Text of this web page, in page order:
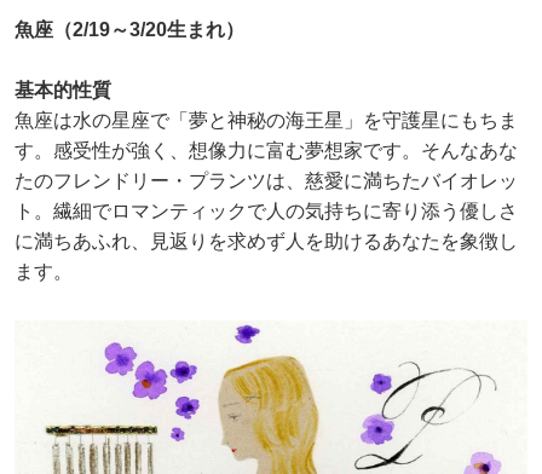
魚座（2/19～3/20生まれ）
基本的性質
魚座は水の星座で「夢と神秘の海王星」を守護星にもちま
す。感受性が強く、想像力に富む夢想家です。そんなあな
たのフレンドリー・プランツは、慈愛に満ちたバイオレッ
ト。繊細でロマンティックで人の気持ちに寄り添う優しさ
に満ちあふれ、見返りを求めず人を助けるあなたを象徴し
ます。